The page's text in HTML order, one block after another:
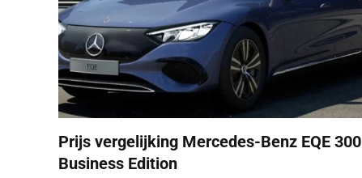
Prijs vergelijking Mercedes-Benz EQE 300
Business Edition